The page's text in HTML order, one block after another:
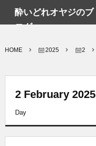
酔いどれオヤジのブ
ログwp
HOME 2025 2
2 February 2025
Day